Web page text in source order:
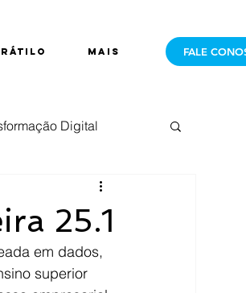
Mais FALE
Digital
Live
25.1
em dados,
superior